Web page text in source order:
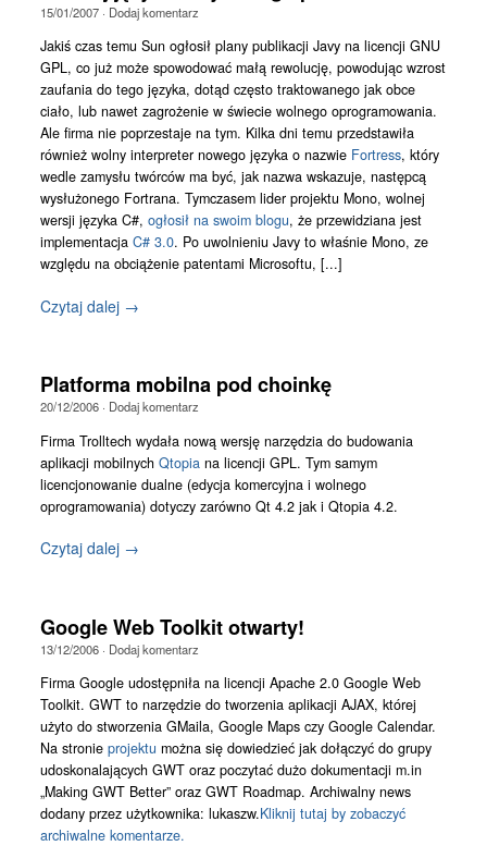
15/01/2007· Dodaj komentarz
Jakiś czas temu Sun ogłosił plany publikacji Javy na licencji GNU
GPL, co już może spowodować małą rewolucję, powodując wzrost
zaufania do tego języka, dotąd często traktowanego jak obce
ciało, lub nawet zagrożenie w świecie wolnego oprogramowania.
Ale firma nie poprzestaje na tym. Kilka dni temu przedstawiła
również wolny interpreter nowego języka o nazwie Fortress, który
wedle zamysłu twórców ma być, jak nazwa wskazuje, następcą
wysłużonego Fortrana. Tymczasem lider projektu Mono, wolnej
wersji języka C#, ogłosił na swoim blogu, że przewidziana jest
implementacja C# 3.0. Po uwolnieniu Javy to właśnie Mono, ze
względu na obciążenie patentami Microsoftu, [...]
Czytaj dalej →
Platforma mobilna pod choinkę
20/12/2006· Dodaj komentarz
Firma Trolltech wydała nową wersję narzędzia do budowania
aplikacji mobilnych Qtopia na licencji GPL. Tym samym
licencjonowanie dualne (edycja komercyjna i wolnego
oprogramowania) dotyczy zarówno Qt 4.2 jak i Qtopia 4.2.
Czytaj dalej →
Google Web Toolkit otwarty!
13/12/2006· Dodaj komentarz
Firma Google udostępniła na licencji Apache 2.0 Google Web
Toolkit. GWT to narzędzie do tworzenia aplikacji AJAX, której
użyto do stworzenia GMaila, Google Maps czy Google Calendar.
Na stronie projektu można się dowiedzieć jak dołączyć do grupy
udoskonalających GWT oraz poczytać dużo dokumentacji m.in
„Making GWT Better” oraz GWT Roadmap. Archiwalny news
dodany przez użytkownika: lukaszw.Kliknij tutaj by zobaczyć
archiwalne komentarze.